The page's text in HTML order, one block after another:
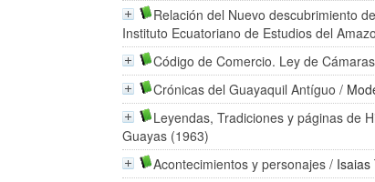
Relación del Nuevo descubrimiento
Instituto Ecuatoriano de Estudios del
Código de Comercio. Ley de
Crónicas del Guayaquil Antíguo /
Leyendas, Tradiciones y páginas de
Guayas (1963)
Acontecimientos y personajes / Isaias